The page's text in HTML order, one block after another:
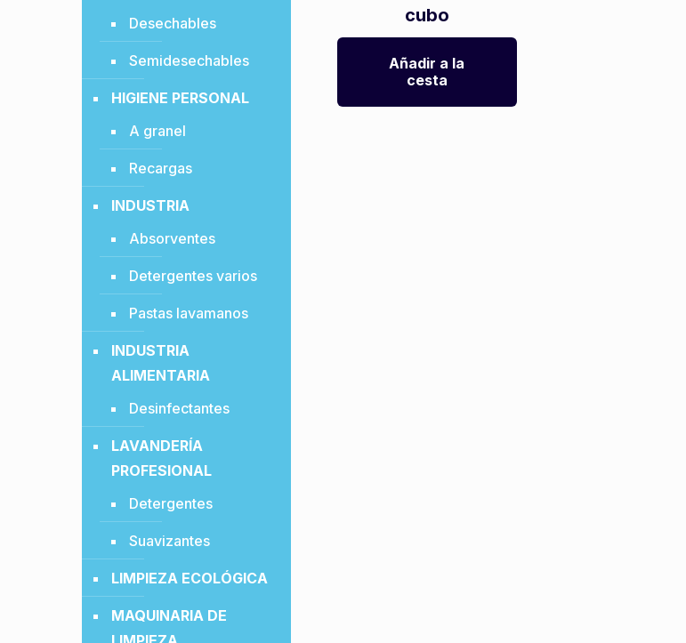
cubo
Añadir a la
cesta
Desechables
Semidesechables
HIGIENE PERSONAL
A granel
Recargas
INDUSTRIA
Absorventes
Detergentes varios
Pastas lavamanos
INDUSTRIA
ALIMENTARIA
Desinfectantes
LAVANDERÍA
PROFESIONAL
Detergentes
Suavizantes
LIMPIEZA ECOLÓGICA
MAQUINARIA DE